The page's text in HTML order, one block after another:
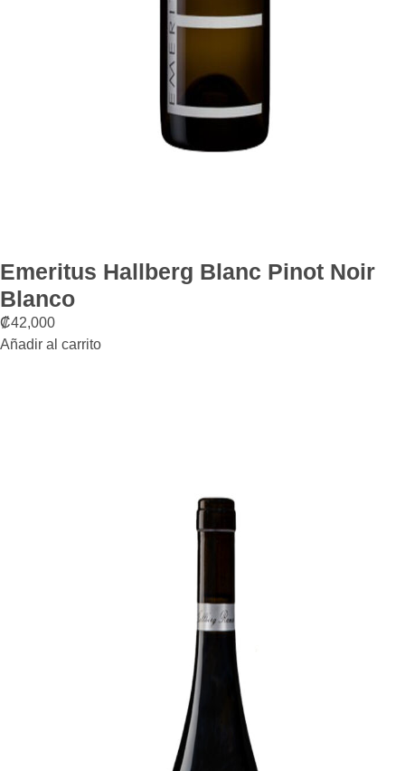
Emeritus Hallberg Blanc Pinot Noir
Blanco
₡42,000
Añadir al carrito